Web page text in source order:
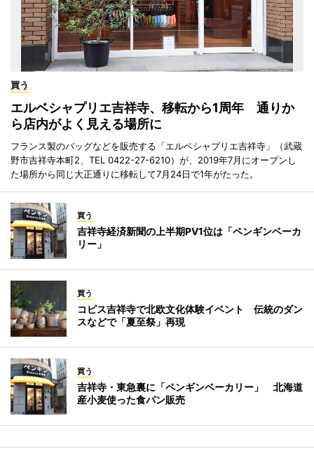
買う
エルベシャプリエ吉祥寺、移転から1周年 通りか
ら店内がよく見える場所に
フランス製のバッグなどを販売する「エルベシャプリエ吉祥寺」（武蔵
野市吉祥寺本町2、TEL 0422-27-6210）が、2019年7月にオープンし
た場所から同じ大正通りに移転して7月24日で1年がたった。
買う
吉祥寺経済新聞の上半期PV1位は「ペンギンベーカ
リー」
買う
コピス吉祥寺で北欧文化体験イベント 伝統のダン
スなどで「夏至祭」再現
買う
吉祥寺・東急裏に「ペンギンベーカリー」 北海道
産小麦使った食パン販売